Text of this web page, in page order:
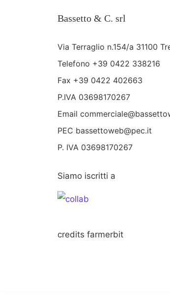
Bassetto & C. srl
Via Terraglio n.154/a 31100
Telefono +39 0422 338216
Fax +39 0422 402663
P.IVA 03698170267
Email
PEC bassettoweb@pec.it
P. IVA 03698170267
Siamo iscritti a
credits farmerbit